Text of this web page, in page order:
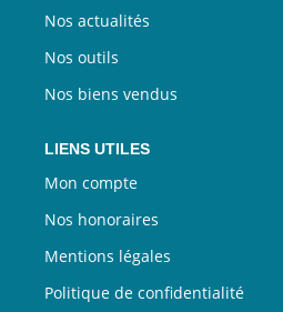
Nos actualités
Nos outils
Nos biens vendus
LIENS UTILES
Mon compte
Nos honoraires
Mentions légales
Politique de confidentialité